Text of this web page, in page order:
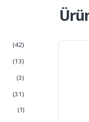
(42)
(13)
(3)
(31)
(1)